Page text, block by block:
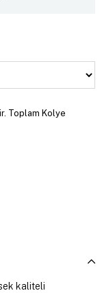
Toplam Kolye
kaliteli